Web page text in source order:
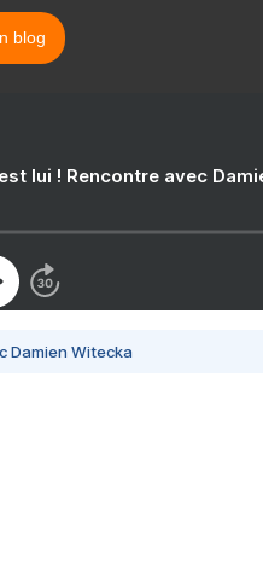
blog
lui ! Rencontre avec
Damien Witecka